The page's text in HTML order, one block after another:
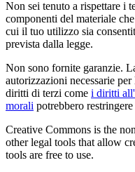
Non sei tenuto a rispettare i
componenti del materiale
cui il tuo utilizzo sia
prevista dalla legge.
Non sono fornite garanzie.
autorizzazioni necessarie
diritti di terzi come i diritti
morali potrebbero
Creative Commons is the
other legal tools that allow
tools are free to use.